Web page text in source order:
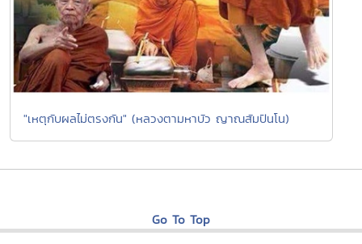
"เหตุกับผลไม่ตรงกัน" (หลวงตามหาบัว ญาณสัมปันโน)
Go To Top